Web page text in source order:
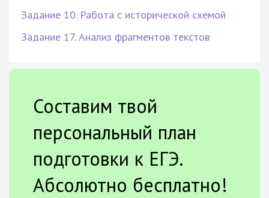
Задание 10. Работа с исторической схемой
Задание 17. Анализ фрагментов текстов
Составим твой
персональный план
подготовки к ЕГЭ.
Абсолютно бесплатно!